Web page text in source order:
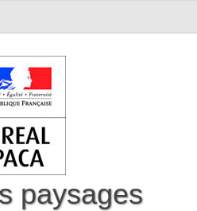
paysages